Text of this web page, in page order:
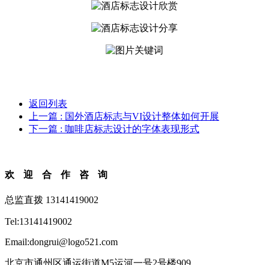
返回列表
上一篇 : 国外酒店标志与VI设计整体如何开展
下一篇 : 咖啡店标志设计的字体表现形式
欢迎合作咨询
总监直拨 13141419002
Tel:13141419002
Email:dongrui@logo521.com